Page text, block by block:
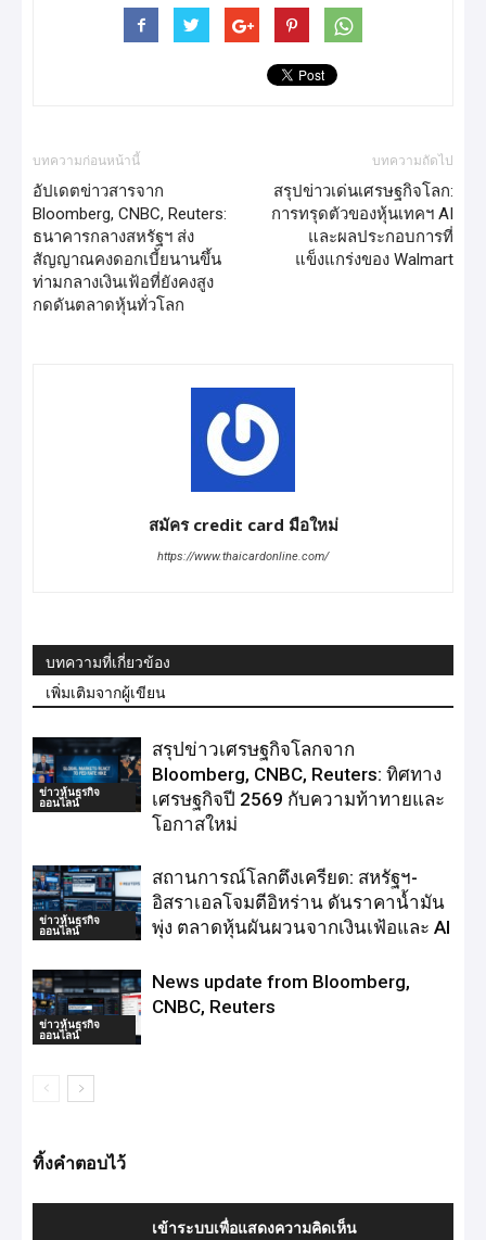
บทความก่อนหน้านี้
อัปเดตข่าวสารจาก
Bloomberg, CNBC, Reuters:
ธนาคารกลางสหรัฐฯ ส่ง
สัญญาณคงดอกเบี้ยนานขึ้น
ท่ามกลางเงินเฟ้อที่ยังคงสูง
กดดันตลาดหุ้นทั่วโลก
บทความถัดไป
สรุปข่าวเด่นเศรษฐกิจโลก:
การทรุดตัวของหุ้นเทคฯ AI
และผลประกอบการที่
แข็งแกร่งของ Walmart
สมัคร credit card มือใหม่
https://www.thaicardonline.com/
บทความที่เกี่ยวข้อง
เพิ่มเติมจากผู้เขียน
ข่าวหุ้นธุรกิจ
ออนไลน์
สรุปข่าวเศรษฐกิจโลกจาก
Bloomberg, CNBC, Reuters: ทิศทาง
เศรษฐกิจปี 2569 กับความท้าทายและ
โอกาสใหม่
ข่าวหุ้นธุรกิจ
ออนไลน์
สถานการณ์โลกตึงเครียด: สหรัฐฯ-
อิสราเอลโจมตีอิหร่าน ดันราคาน้ำมัน
พุ่ง ตลาดหุ้นผันผวนจากเงินเฟ้อและ AI
ข่าวหุ้นธุรกิจ
ออนไลน์
News update from Bloomberg,
CNBC, Reuters
ทิ้งคำตอบไว้
เข้าระบบเพื่อแสดงความคิดเห็น